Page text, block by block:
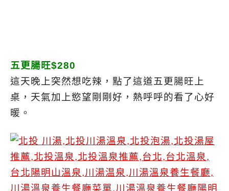
五更腸旺$280
這天晚上突然想吃辣，點了這道五更腸旺上
桌，天氣加上慾望剛剛好，熱呼呼的看了心好
暖。